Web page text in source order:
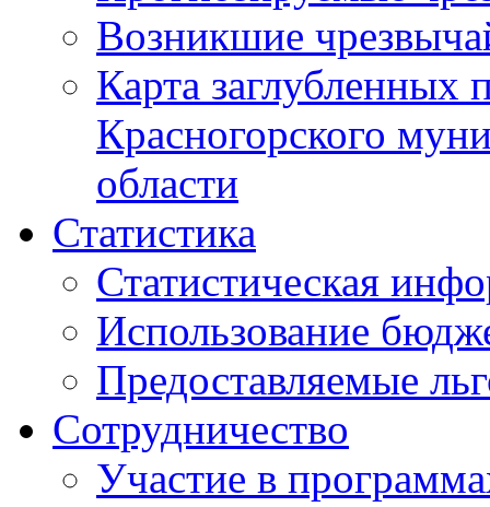
Возникшие
Карта
Красногорского
области
Статистика
Статистическая
Использование
Предоставляемые
Сотрудничество
Участие в